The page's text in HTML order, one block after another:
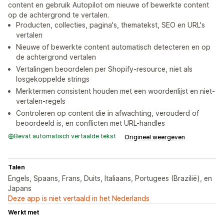
content en gebruik Autopilot om nieuwe of bewerkte content
op de achtergrond te vertalen.
Producten, collecties, pagina's, thematekst, SEO en URL's
vertalen
Nieuwe of bewerkte content automatisch detecteren en op
de achtergrond vertalen
Vertalingen beoordelen per Shopify-resource, niet als
losgekoppelde strings
Merktermen consistent houden met een woordenlijst en niet-
vertalen-regels
Controleren op content die in afwachting, verouderd of
beoordeeld is, en conflicten met URL-handles
Bevat automatisch vertaalde tekst Origineel weergeven
Talen
Engels, Spaans, Frans, Duits, Italiaans, Portugees (Brazilië), en
Japans
Deze app is niet vertaald in het Nederlands
Werkt met